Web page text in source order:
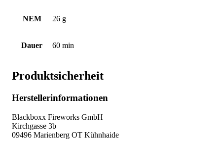
NEM 26 g
Dauer 60 min
Produktsicherheit
Herstellerinformationen
Blackboxx Fireworks GmbH
Kirchgasse 3b
09496 Marienberg OT Kühnhaide